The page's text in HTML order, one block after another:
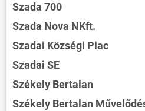
Szada 700
Szada Nova NKft.
Szadai Községi Piac
Szadai SE
Székely Bertalan
Székely Bertalan